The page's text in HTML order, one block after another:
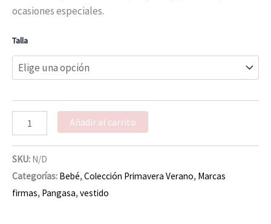
ocasiones especiales.
Talla
Añadir al carrito
SKU: N/D
Categorías: Bebé,Colección Primavera Verano, Marcas
firmas, Pangasa,vestido